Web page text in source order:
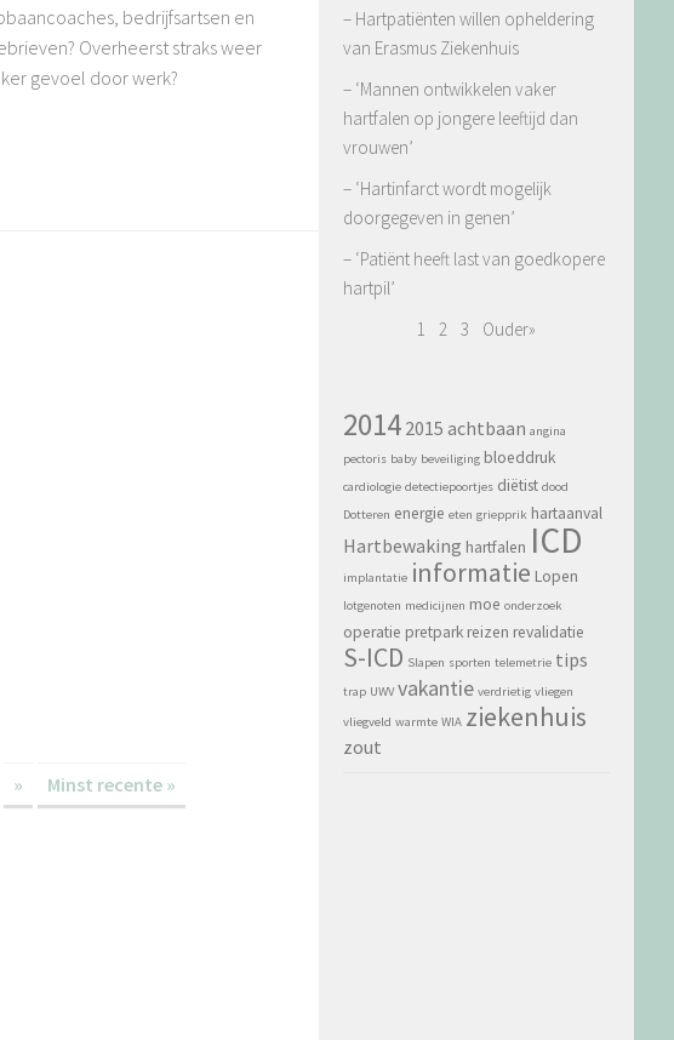
bedrijfsartsen en
Overheerst straks weer
gevoel door werk?
» Minst recente »
– Hartpatiënten willen opheldering
van Erasmus Ziekenhuis
– ‘Mannen ontwikkelen vaker
hartfalen op jongere leeftijd dan
vrouwen’
– ‘Hartinfarct wordt mogelijk
doorgegeven in genen’
– ‘Patiënt heeft last van goedkopere
hartpil’
1
2 3 Ouder»
2014 2015 achtbaan angina
pectoris baby beveiliging bloeddruk
cardiologie detectiepoortjes diëtist dood
Dotteren energie eten griepprik hartaanval
Hartbewaking hartfalen ICD
implantatie informatie Lopen
lotgenoten medicijnen moe onderzoek
operatie pretpark reizen revalidatie
S-ICD Slapen sporten telemetrie tips
trap UWV vakantie verdrietig vliegen
vliegveld warmte WIA ziekenhuis
zout